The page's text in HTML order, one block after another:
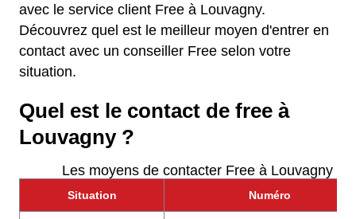
avec le service client Free à Louvagny.
Découvrez quel est le meilleur moyen d'entrer en
contact avec un conseiller Free selon votre
situation.
Quel est le contact de free à
Louvagny ?
Les moyens de contacter Free à Louvagny
Situation Numéro